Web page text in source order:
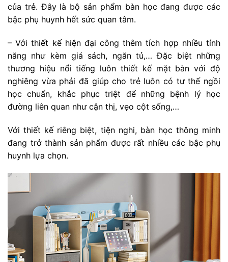
của trẻ. Đây là bộ sản phẩm bàn học đang được các
bậc phụ huynh hết sức quan tâm.
– Với thiết kế hiện đại công thêm tích hợp nhiều tính
năng như kèm giá sách, ngăn tủ,… Đặc biệt những
thương hiệu nổi tiếng luôn thiết kế mặt bàn với độ
nghiêng vừa phải đã giúp cho trẻ luôn có tư thế ngồi
học chuẩn, khắc phục triệt để những bệnh lý học
đường liên quan như cận thị, vẹo cột sống,…
Với thiết kế riêng biệt, tiện nghi, bàn học thông minh
đang trở thành sản phẩm được rất nhiều các bậc phụ
huynh lựa chọn.